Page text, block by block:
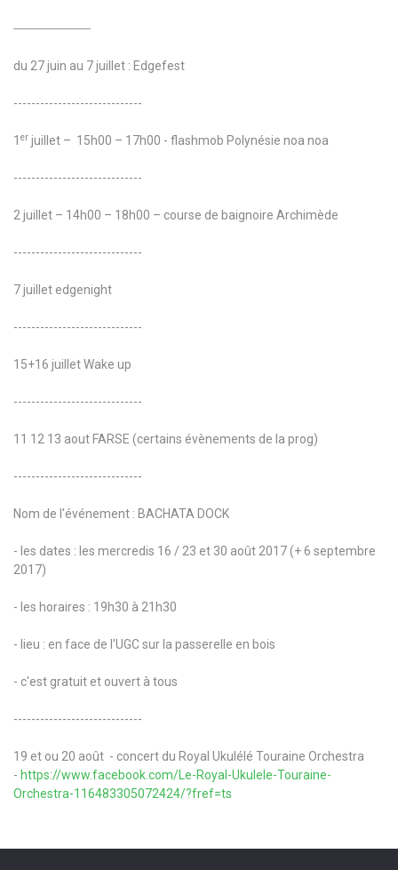
-----------------------------
du 27 juin au 7 juillet : Edgefest
-----------------------------
1 er juillet – 15h00 – 17h00 - flashmob Polynésie noa noa
-----------------------------
2 juillet – 14h00 – 18h00 – course de baignoire Archimède
-----------------------------
7 juillet edgenight
-----------------------------
15+16 juillet Wake up
-----------------------------
11 12 13 aout FARSE (certains évènements de la prog)
-----------------------------
Nom de l'événement : BACHATA DOCK
- les dates : les mercredis 16 / 23 et 30 août 2017 (+ 6 septembre
2017)
- les horaires : 19h30 à 21h30
- lieu : en face de l'UGC sur la passerelle en bois
- c'est gratuit et ouvert à tous
-----------------------------
19 et ou 20 août - concert du Royal Ukulélé Touraine Orchestra
- https://www.facebook.com/Le-Royal-Ukulele-Touraine-
Orchestra-116483305072424/?fref=ts